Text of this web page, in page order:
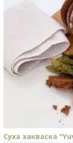
Суха закваска